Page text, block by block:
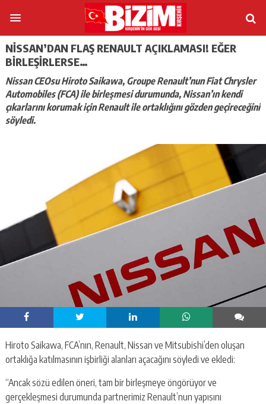
NISSAN’DAN FLAŞ RENAULT AÇIKLAMASI! EĞER
BIRLEŞIRLERSE…
Nissan CEOsu Hiroto Saikawa, Groupe Renault’nun Fiat Chrysler
Automobiles (FCA) ile birleşmesi durumunda, Nissan’ın kendi
çıkarlarını korumak için Renault ile ortaklığını gözden geçireceğini
söyledi.
Hiroto Saikawa, FCA’nın, Renault, Nissan ve Mitsubishi’den oluşan
ortaklığa katılmasının işbirliği alanları açacağını söyledi ve ekledi:
“Ancak sözü edilen öneri, tam bir birleşmeye öngörüyor ve
gerçekleşmesi durumunda partnerimiz Renault’nun yapısını